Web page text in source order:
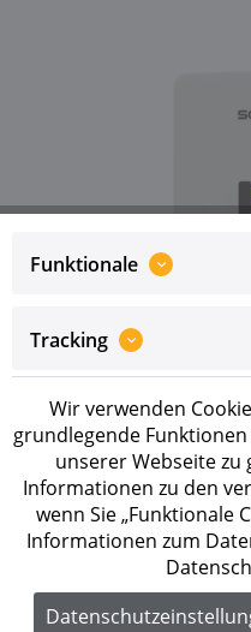
Preise sind erst nach
Merken
Artikel-Nr.:
Beschreibung
Solax X3-Hybrid-6.0-D
mit Notstrom in unter
Funktionale
Tracking
Wir verwenden
grundlegende
unserer Webseite
Informationen zu den
wenn Sie „Funktionale
Informationen zum